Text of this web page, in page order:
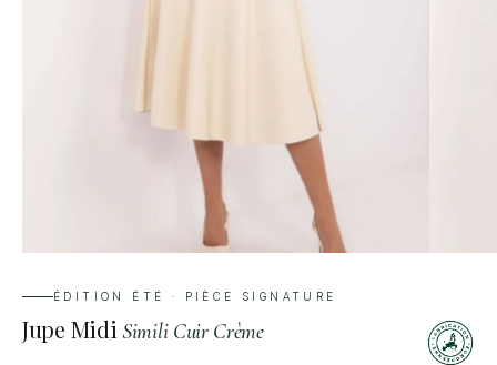
ÉDITION ÉTÉ · PIÈCE SIGNATURE
Jupe Midi Simili Cuir Crème